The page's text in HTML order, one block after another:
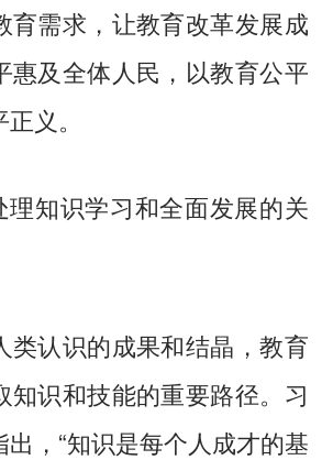
育需求，让教育改革发展成
惠及全体人民，以教育公平
义。
知识学习和全面发展的关
认识的成果和结晶，教育
知识和技能的重要路径。习
，“知识是每个人成才的基